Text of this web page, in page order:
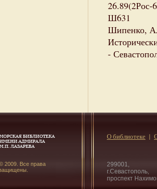
26.89(2Рос-
Ш631
Шипенко,
-
2009. Все права
299001,
г.Севастополь,
проспект
О библиотеке